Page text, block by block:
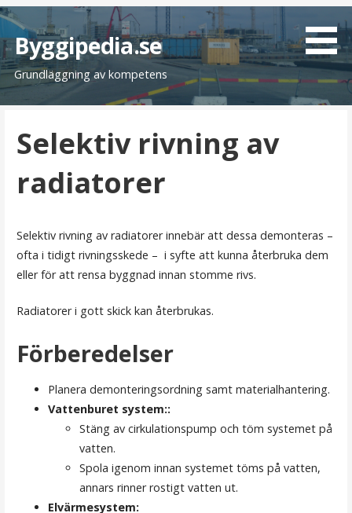
H
o
p
p
Byggipedia.se
Grundläggning av kompetens
Selektiv rivning av
radiatorer
Selektiv rivning av radiatorer innebär att dessa demonteras –
ofta i tidigt rivningsskede – i syfte att kunna återbruka dem
eller för att rensa byggnad innan stomme rivs.
Radiatorer i gott skick kan återbrukas.
Förberedelser
Planera demonteringsordning samt materialhantering.
Vattenburet system::
Stäng av cirkulationspump och töm systemet på
vatten.
Spola igenom innan systemet töms på vatten,
annars rinner rostigt vatten ut.
Elvärmesystem: